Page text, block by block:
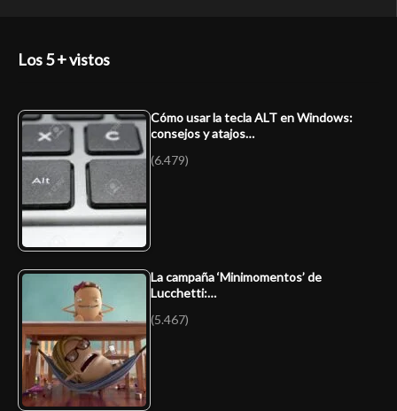
Los 5 + vistos
Cómo usar la tecla ALT en Windows:
consejos y atajos…
(6.479)
La campaña ‘Minimomentos’ de
Lucchetti:…
(5.467)